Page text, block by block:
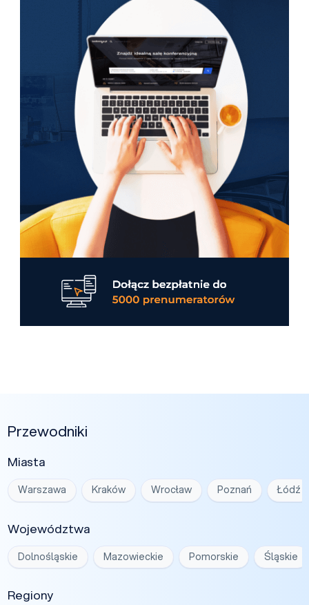
Przewodniki
Miasta
Warszawa Kraków Wrocław Poznań Łódź
Województwa
Dolnośląskie Mazowieckie Pomorskie Śląskie
Regiony